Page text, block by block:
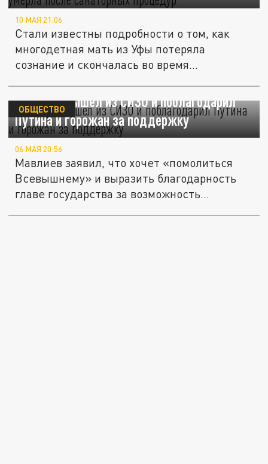
10 МАЯ 21:06
Стали известны подробности о том, как
многодетная мать из Уфы потеряла
сознание и скончалась во время...
Мэр Уфы вышел из СИЗО и поблагодарил
Путина и горожан за поддержку
ОБЩЕСТВО
06 МАЯ 20:56
Мавлиев заявил, что хочет «помолиться
Всевышнему» и выразить благодарность
главе государства за возможность...